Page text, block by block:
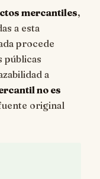
mercantiles,
a esta
procede
públicas
a
no es
original